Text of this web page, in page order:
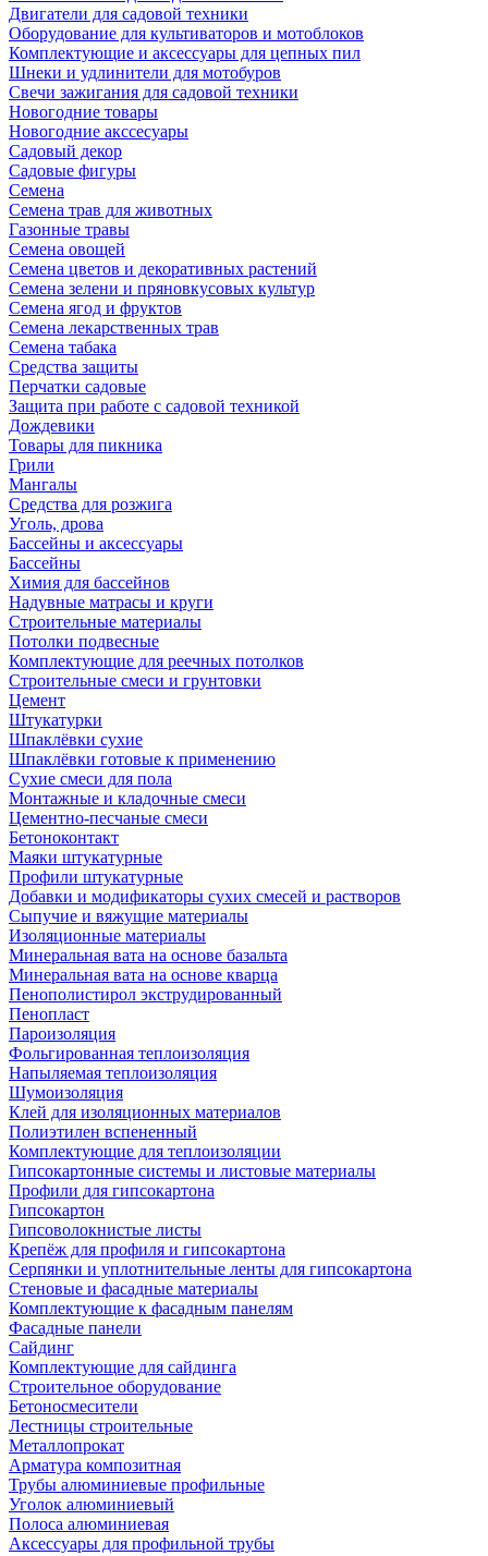
Двигатели для садовой техники
Оборудование для культиваторов и мотоблоков
Комплектующие и аксессуары для цепных пил
Шнеки и удлинители для мотобуров
Свечи зажигания для садовой техники
Новогодние товары
Новогодние акссесуары
Садовый декор
Садовые фигуры
Семена
Семена трав для животных
Газонные травы
Семена овощей
Семена цветов и декоративных растений
Семена зелени и пряновкусовых культур
Семена ягод и фруктов
Семена лекарственных трав
Семена табака
Средства защиты
Перчатки садовые
Защита при работе с садовой техникой
Дождевики
Товары для пикника
Грили
Мангалы
Средства для розжига
Уголь, дрова
Бассейны и аксессуары
Бассейны
Химия для бассейнов
Надувные матрасы и круги
Строительные материалы
Потолки подвесные
Комплектующие для реечных потолков
Строительные смеси и грунтовки
Цемент
Штукатурки
Шпаклёвки сухие
Шпаклёвки готовые к применению
Сухие смеси для пола
Монтажные и кладочные смеси
Цементно-песчаные смеси
Бетоноконтакт
Маяки штукатурные
Профили штукатурные
Добавки и модификаторы сухих смесей и растворов
Сыпучие и вяжущие материалы
Изоляционные материалы
Минеральная вата на основе базальта
Минеральная вата на основе кварца
Пенополистирол экструдированный
Пенопласт
Пароизоляция
Фольгированная теплоизоляция
Напыляемая теплоизоляция
Шумоизоляция
Клей для изоляционных материалов
Полиэтилен вспененный
Комплектующие для теплоизоляции
Гипсокартонные системы и листовые материалы
Профили для гипсокартона
Гипсокартон
Гипсоволокнистые листы
Крепёж для профиля и гипсокартона
Серпянки и уплотнительные ленты для гипсокартона
Стеновые и фасадные материалы
Комплектующие к фасадным панелям
Фасадные панели
Сайдинг
Комплектующие для сайдинга
Строительное оборудование
Бетоносмесители
Лестницы строительные
Металлопрокат
Арматура композитная
Трубы алюминиевые профильные
Уголок алюминиевый
Полоса алюминиевая
Аксессуары для профильной трубы